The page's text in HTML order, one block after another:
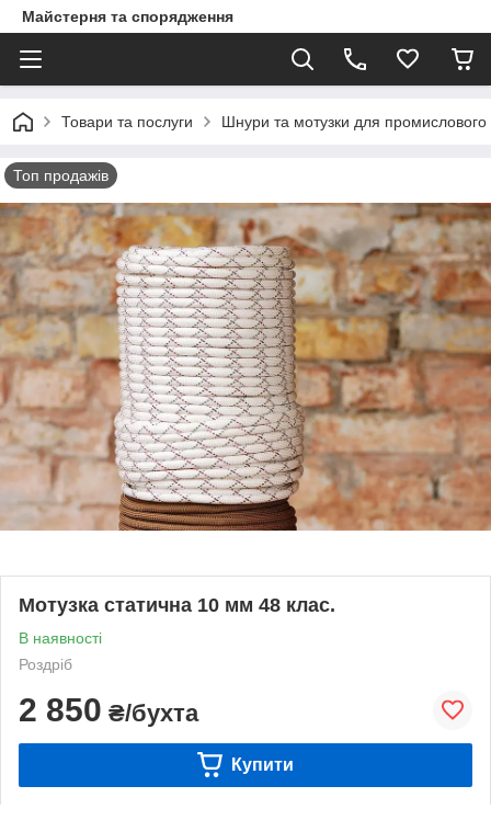
Майстерня та спорядження
Товари та послуги Шнури та мотузки для промислового
Топ продажів
Мотузка статична 10 мм 48 клас.
В наявності
Роздріб
2 850 ₴/бухта
Купити